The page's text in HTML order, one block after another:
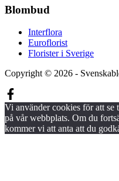
Blombud
Interflora
Euroflorist
Florister i Sverige
Copyright © 2026 -
Vi använder cookies för att se
på vår webbplats. Om du
kommer vi att anta att du